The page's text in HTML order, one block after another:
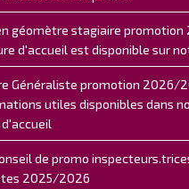
géomètre stagiaire
d'accueil est disponible sur
Généraliste promotion 2026/
utiles disponibles dans
de promo
2025/2026